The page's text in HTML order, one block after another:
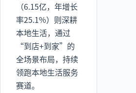
（6.15亿，年增长
率25.1%）则深耕
本地生活，通过
“到店+到家”的
全场景布局，持续
领跑本地生活服务
赛道。